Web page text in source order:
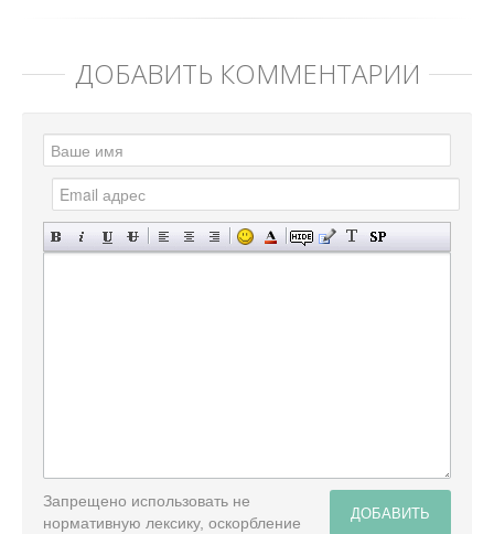
ДОБАВИТЬ КОММЕНТАРИЙ
ДОБАВИТЬ
Запрещено использовать не
нормативную лексику, оскорбление